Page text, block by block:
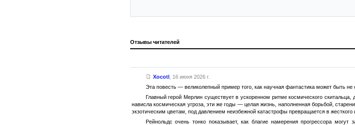
Отзывы читателей
Xocotl, 16 июня 2026 г.
Эта повесть — великолепный пример того, как научная фантастика может быть
Главный герой Мерлин существует в ускоренном ритме космического
нависла космическая угроза, эти же годы — целая жизнь, наполненная борьбой,
экзотическим цветам, под давлением неизбежной катастрофы превращается в
Рейнольдс очень тонко показывает, как благие намерения прогрессора